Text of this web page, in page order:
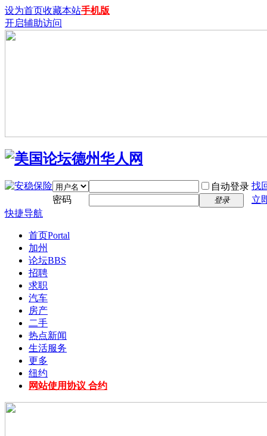
设为首页收藏本站手机版
开启辅助访问
自动登录 找
密码
登录
立
快捷导航
首页Portal
加州
论坛BBS
招聘
求职
汽车
房产
二手
热点新闻
生活服务
更多
纽约
网站使用协议 合约